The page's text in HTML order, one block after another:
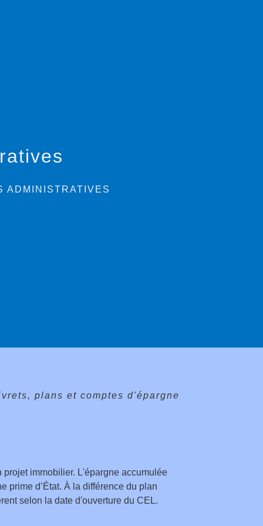
ADMINISTRATIVES
plans et comptes d'épargne
immobilier. L'épargne accumulée
prime d’État. À la différence du plan
selon la date d'ouverture du CEL.